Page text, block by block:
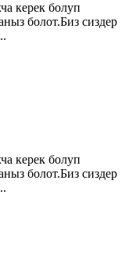
керек болуп
болот.Биз сиздер
керек болуп
болот.Биз сиздер